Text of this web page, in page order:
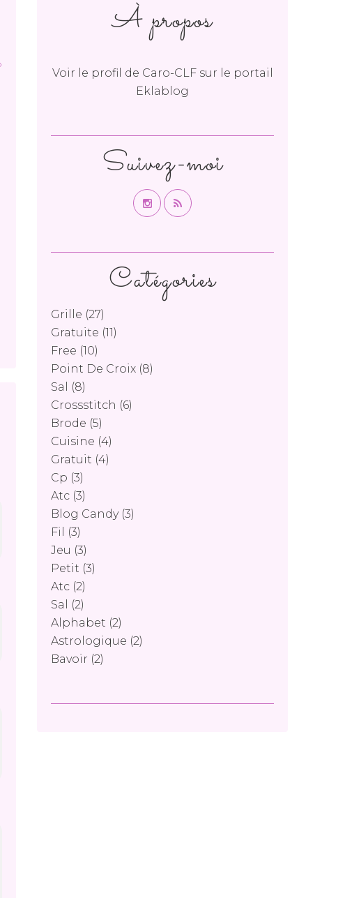
Catégories
Grille (27)
Gratuite (11)
Free (10)
Point De Croix (8)
Sal
(8)
Crossstitch (6)
Brode (5)
Cuisine (4)
Gratuit (4)
Cp (3)
Atc (3)
Blog Candy(3)
Fil
(3)
Jeu (3)
Petit (3)
Atc (2)
Sal
(2)
Alphabet (2)
Astrologique (2)
Bavoir (2)
Suivez-moi
À propos
Voir le profil de Caro-CLFsur le portail
Eklablog